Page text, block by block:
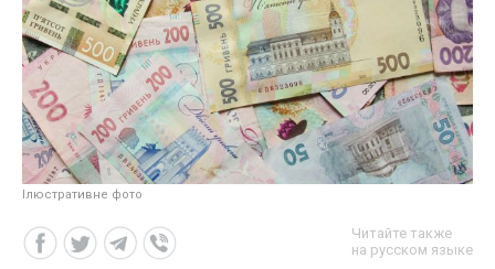
Ілюстративне фото
Читайте также
на русском языке